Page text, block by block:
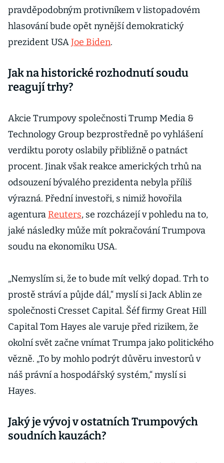
pravděpodobným protivníkem v listopadovém
hlasování bude opět nynější demokratický
prezident USAJoe Biden.
Jak na historické rozhodnutí soudu
reagují trhy?
Akcie Trumpovy společnosti Trump Media &
Technology Group bezprostředně po vyhlášení
verdiktu poroty oslabily přibližně o patnáct
procent. Jinak však reakce amerických trhů na
odsouzení bývalého prezidenta nebyla příliš
výrazná. Přední investoři, s nimiž hovořila
agentura Reuters, se rozcházejí v pohledu na to,
jaké následky může mít pokračování Trumpova
soudu na ekonomiku USA.
„Nemyslím si, že to bude mít velký dopad. Trh to
prostě stráví a půjde dál,“ myslí si Jack Ablin ze
společnosti Cresset Capital. Šéf firmy Great Hill
Capital Tom Hayes ale varuje před rizikem, že
okolní svět začne vnímat Trumpa jako politického
vězně. „To by mohlo podrýt důvěru investorů v
náš právní a hospodářský systém,“ myslí si
Hayes.
Jaký je vývoj v ostatních Trumpových
soudních kauzách?